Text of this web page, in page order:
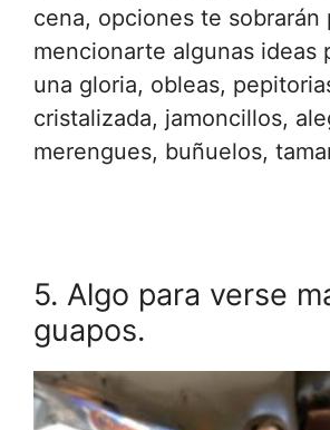
cena, opciones te sobrarán
mencionarte algunas ideas
una gloria, obleas,
cristalizada, jamoncillos,
merengues, buñuelos,
5. Algo para verse
guapos.